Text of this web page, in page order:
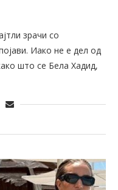
зрачи со
Иако не е дел од
што се Бела Хадид,